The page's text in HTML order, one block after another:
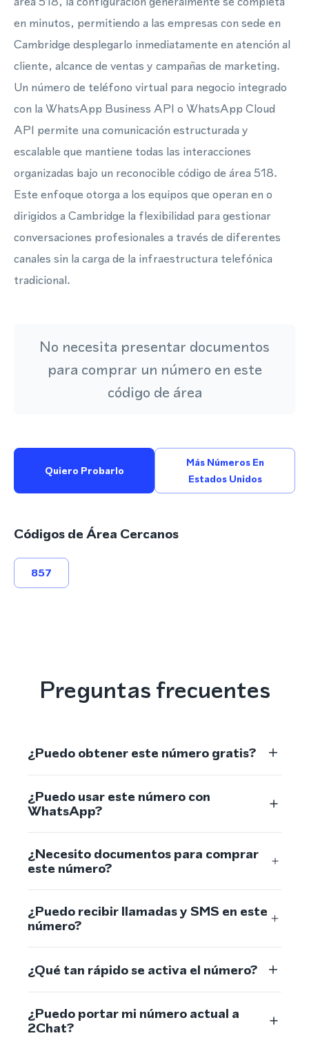
en minutos, permitiendo a las empresas con sede en
Cambridge desplegarlo inmediatamente en atención al
cliente, alcance de ventas y campañas de marketing.
Un número de teléfono virtual para negocio integrado
con la WhatsApp Business API o WhatsApp Cloud
API permite una comunicación estructurada y
escalable que mantiene todas las interacciones
organizadas bajo un reconocible código de área 518.
Este enfoque otorga a los equipos que operan en o
dirigidos a Cambridge la flexibilidad para gestionar
conversaciones profesionales a través de diferentes
canales sin la carga de la infraestructura telefónica
tradicional.
No necesita presentar documentos
para comprar un número en este
código de área
Quiero Probarlo
Más Números En
Estados Unidos
Códigos de Área Cercanos
857
Preguntas frecuentes
¿Puedo obtener este número gratis?
¿Puedo usar este número con
WhatsApp?
¿Necesito documentos para comprar
este número?
¿Puedo recibir llamadas y SMS en este
número?
¿Qué tan rápido se activa el número?
¿Puedo portar mi número actual a
2Chat?